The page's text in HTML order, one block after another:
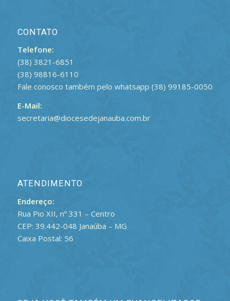
CONTATO
Telefone:
(38) 3821-6851
(38) 98816-6110
Fale conosco também pelo whatsapp (38) 99185-0050
E-Mail:
secretaria@diocesedejanauba.com.br
ATENDIMENTO
Endereço:
Rua Pio XII, nº 331 – Centro
CEP: 39.442-048 Janaúba – MG
Caixa Postal: 56